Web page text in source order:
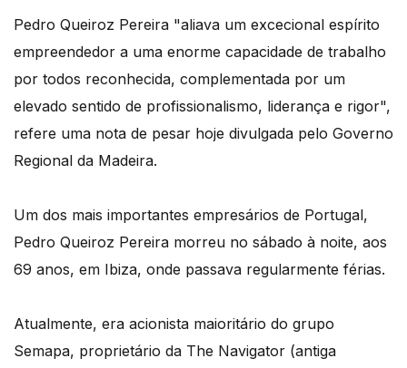
Pedro Queiroz Pereira "aliava um excecional espírito
empreendedor a uma enorme capacidade de trabalho
por todos reconhecida, complementada por um
elevado sentido de profissionalismo, liderança e rigor",
refere uma nota de pesar hoje divulgada pelo Governo
Regional da Madeira.
Um dos mais importantes empresários de Portugal,
Pedro Queiroz Pereira morreu no sábado à noite, aos
69 anos, em Ibiza, onde passava regularmente férias.
Atualmente, era acionista maioritário do grupo
Semapa, proprietário da The Navigator (antiga